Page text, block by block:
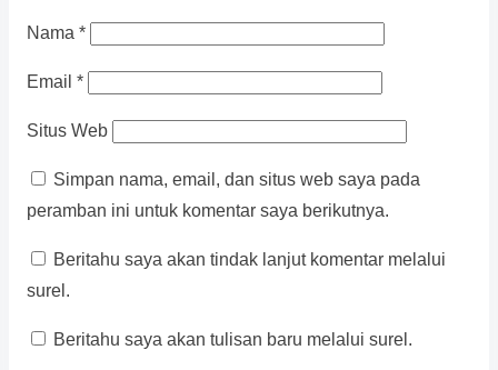
Nama *
Email *
Situs Web
Simpan nama, email, dan situs web saya pada
peramban ini untuk komentar saya berikutnya.
Beritahu saya akan tindak lanjut komentar melalui
surel.
Beritahu saya akan tulisan baru melalui surel.